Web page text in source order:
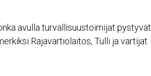
avulla turvallisuustoimijat pystyvät
Rajavartiolaitos, Tulli ja vartijat